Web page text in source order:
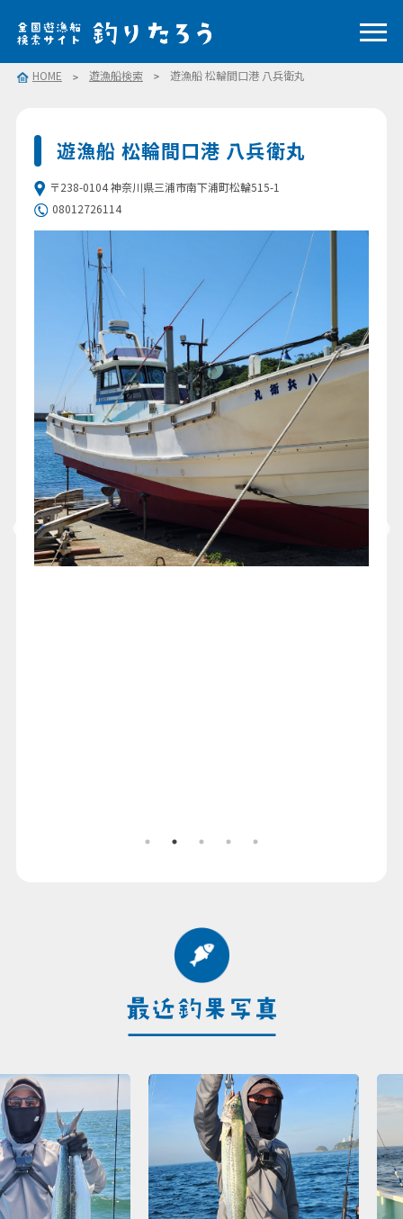
HOME 遊漁船検索 遊漁船 松輪間口港 八兵衛丸
遊漁船 松輪間口港 八兵衛丸
〒238-0104 神奈川県三浦市南下浦町松輪515-1
08012726114